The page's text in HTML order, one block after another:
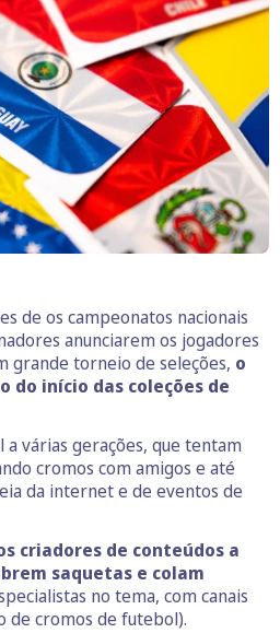
de os campeonatos nacionais
anunciarem os jogadores
grande torneio de seleções, o
do início das coleções de
várias gerações, que tentam
cromos com amigos e até
da internet e de eventos de
criadores de conteúdos a
saquetas e colam
no tema, com canais
de cromos de futebol).